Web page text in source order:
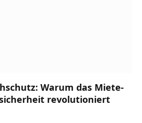
Warum das Miete-
revolutioniert